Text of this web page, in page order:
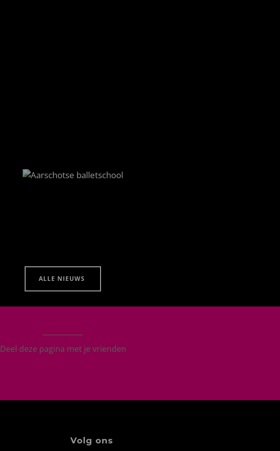
ALLE NIEUWS
Deel deze pagina met je vrienden
Volg ons